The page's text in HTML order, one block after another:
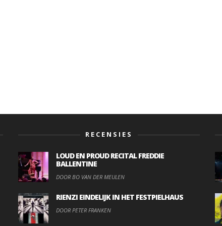
RECENSIES
LOUD EN PROUD RECITAL FREDDIE
BALLENTINE
DOOR BO VAN DER MEULEN
RIENZI EINDELIJK IN HET FESTPIELHAUS
DOOR PETER FRANKEN